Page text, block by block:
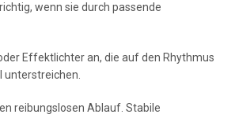
wenn sie durch passende
Effektlichter an, die auf den Rhythmus
unterstreichen.
reibungslosen Ablauf. Stabile